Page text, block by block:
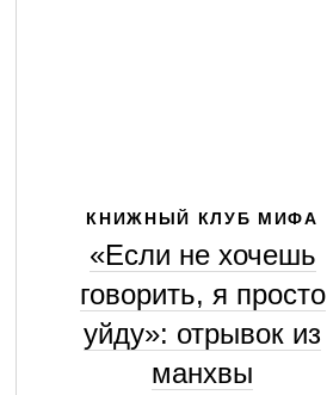
КНИЖНЫЙ КЛУБ МИФА
«Если не хочешь
говорить, я просто
уйду»: отрывок из
манхвы